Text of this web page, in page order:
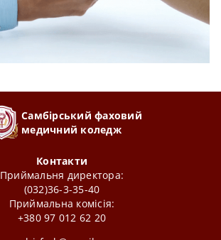
Самбірський фаховий
медичний коледж
Контакти
Приймальня директора:
(032)36-3-35-40
Приймальна комісія:
+380 97 012 62 20